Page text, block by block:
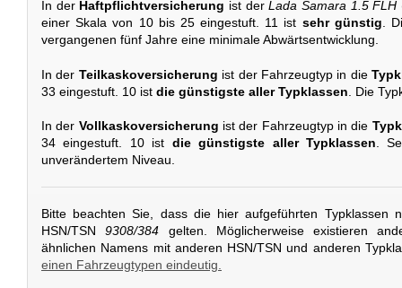
In der Haftpflichtversicherung ist derLada Samara 1.5 FLH
einer Skala von 10 bis 25 eingestuft. 11 ist sehr günstig .
vergangenen fünf Jahre eine minimale Abwärtsentwicklung.
In der Teilkaskoversicherung ist der Fahrzeugtyp in die
33 eingestuft. 10 ist die günstigste aller Typklassen . Die
In der Vollkaskoversicherung ist der Fahrzeugtyp in die
34 eingestuft. 10 ist die günstigste aller Typklassen.
unverändertem Niveau.
Bitte beachten Sie, dass die hier aufgeführten Typklassen
HSN/TSN9308/384 gelten. Möglicherweise existieren
ähnlichen Namens mit anderen HSN/TSN und anderen
einen Fahrzeugtypen eindeutig.